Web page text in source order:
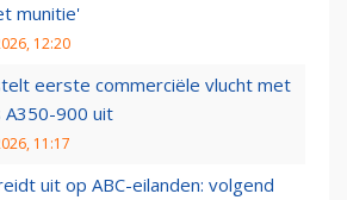
munitie'
12:20
eerste commerciële vlucht met
A350-900 uit
11:17
uit op ABC-eilanden: volgend